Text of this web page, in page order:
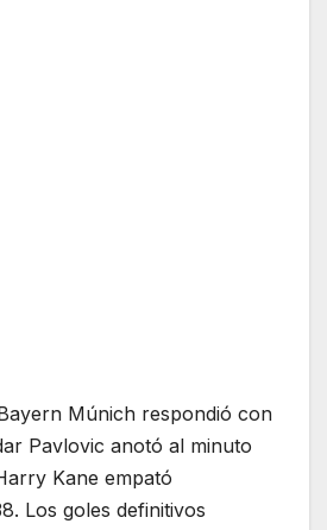
Múnich respondió con
Pavlovic anotó al minuto
Kane empató
Los goles definitivos